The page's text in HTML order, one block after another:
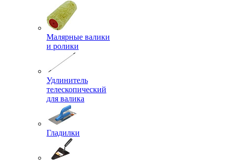
Малярные валики
и ролики
Удлинитель
телескопический
для валика
Гладилки